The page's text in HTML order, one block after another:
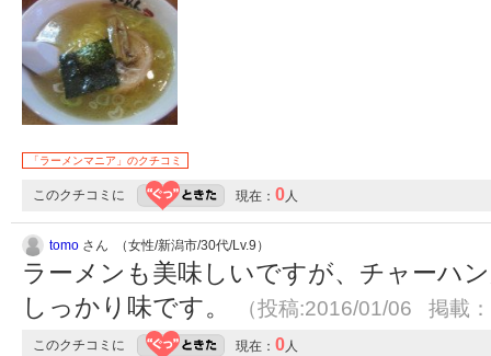
「ラーメンマニア」のクチコミ
このクチコミに 現在： 0人
tomo さん （女性/新潟市/30代/Lv.9）
ラーメンも美味しいですが、チャーハ
しっかり味です。
（投稿:2016/01/06 掲載
このクチコミに 現在： 0人